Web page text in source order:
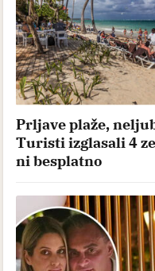
Prljave plaže,
Turisti izglasali 4
ni besplatno